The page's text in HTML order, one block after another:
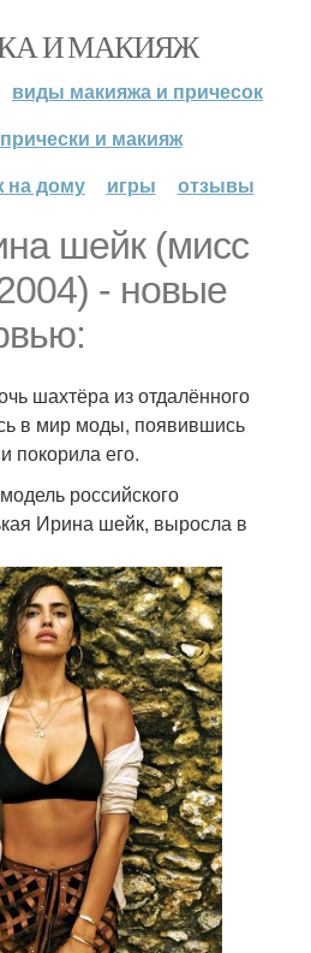
И МАКИЯЖ
виды макияжа и причесок
и макияж
на дому
игры отзывы
шейк (мисс
- новые
шахтёра из отдалённого
в мир моды, появившись
покорила его.
российского
Ирина шейк, выросла в